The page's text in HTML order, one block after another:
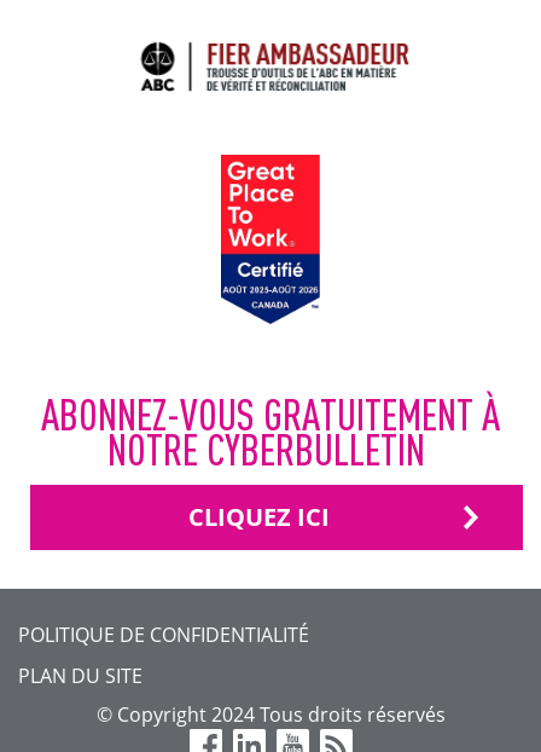
ABONNEZ-VOUS GRATUITEMENT À
NOTRE CYBERBULLETIN
CLIQUEZ ICI
FOOTER
MENU
POLITIQUE DE CONFIDENTIALITÉ
PLAN DU SITE
©Copyright 2024 Tous droits réservés